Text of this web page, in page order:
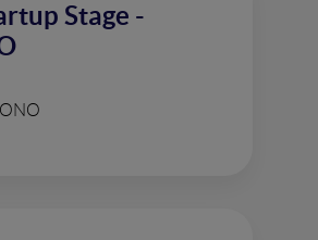
Stage -